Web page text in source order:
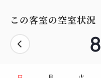
この客室の空室状況
8